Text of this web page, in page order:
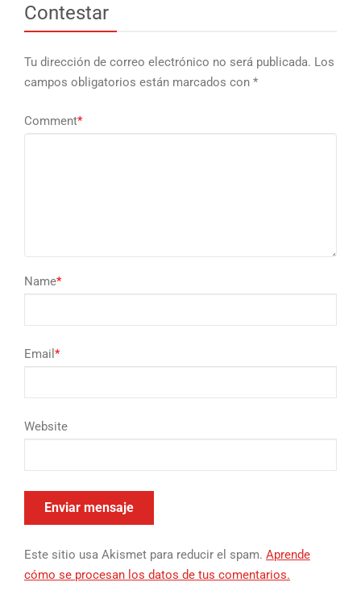
Contestar
Tu dirección de correo electrónico no será publicada. Los
campos obligatorios están marcados con *
Comment*
Name*
Email *
Website
Este sitio usa Akismet para reducir el spam. Aprende
cómo se procesan los datos de tus comentarios.